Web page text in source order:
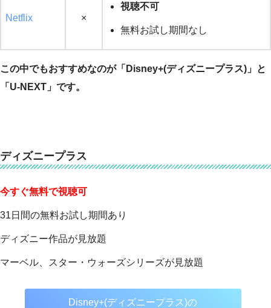
Netflix ×
視聴不可
無料お試し期間なし
この中でもおすすめなのが「Disney+(ディズニープラス)」と
「U-NEXT」です。
ディズニープラス
今すぐ無料で視聴可
31日間の無料お試し期間あり
ディズニー作品が見放題
マーベル、スター・ウォーズシリーズが見放題
Disney+(ディズニープラス)の